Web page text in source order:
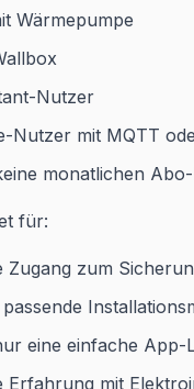
Wärmepumpe
Nutzer
Nutzer mit MQTT
monatlichen
für:
Zugang zum
eine einfache App-
Erfahrung mit